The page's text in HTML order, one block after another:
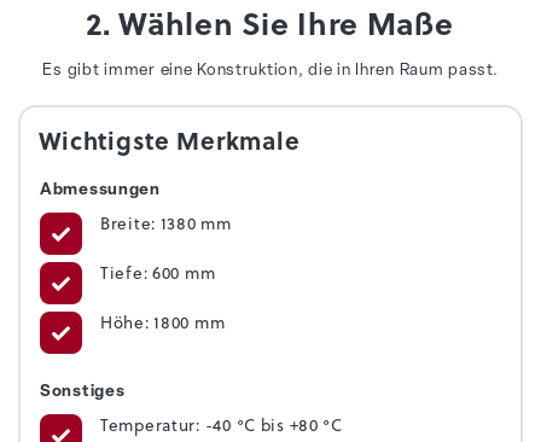
2. Wählen Sie Ihre Maße
Es gibt immer eine Konstruktion, die in Ihren Raum passt.
Wichtigste Merkmale
Abmessungen
Breite: 1380 mm
Tiefe: 600 mm
Höhe: 1800 mm
Sonstiges
Temperatur: -40 °C bis +80 °C